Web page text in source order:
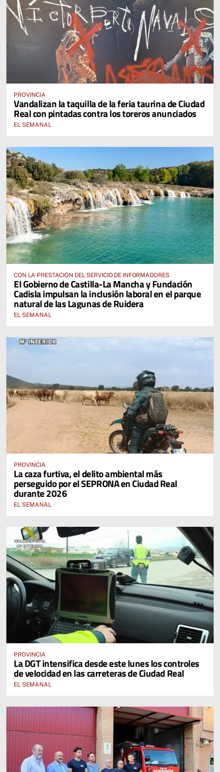
PROVINCIA
Vandalizan la taquilla de la feria taurina de Ciudad
Real con pintadas contra los toreros anunciados
EL SEMANAL
CON LA PRESTACIÓN DEL SERVICIO DE INFORMADORES
El Gobierno de Castilla-La Mancha y Fundación
Cadisla impulsan la inclusión laboral en el parque
natural de las Lagunas de Ruidera
EL SEMANAL
PROVINCIA
La caza furtiva, el delito ambiental más
perseguido por el SEPRONA en Ciudad Real
durante 2026
EL SEMANAL
PROVINCIA
La DGT intensifica desde este lunes los controles
de velocidad en las carreteras de Ciudad Real
EL SEMANAL